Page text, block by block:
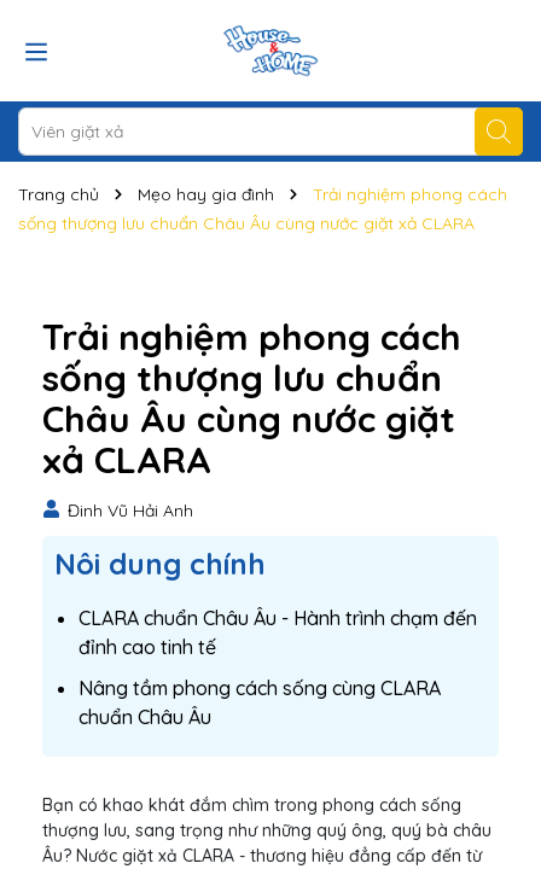
Trang chủ Mẹo hay gia đình
Trải nghiệm phong cách
sống thượng lưu chuẩn Châu Âu cùng nước giặt xả CLARA
Trải nghiệm phong cách
sống thượng lưu chuẩn
Châu Âu cùng nước giặt
xả CLARA
Đinh Vũ Hải Anh
Nôi dung chính
CLARA chuẩn Châu Âu - Hành trình chạm đến
đỉnh cao tinh tế
Nâng tầm phong cách sống cùng CLARA
chuẩn Châu Âu
Bạn có khao khát đắm chìm trong phong cách sống
thượng lưu, sang trọng như những quý ông, quý bà châu
Âu? Nước giặt xả CLARA - thương hiệu đẳng cấp đến từ